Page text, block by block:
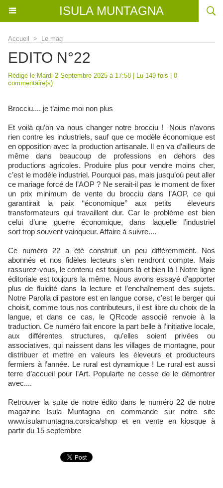
ISULA MUNTAGNA
Accueil > Le mag
EDITO N°22
Rédigé le Mardi 2 Septembre 2025 à 17:58 | Lu 149 fois | 0
commentaire(s)
Brocciu.... je t’aime moi non plus
Et voilà qu’on va nous changer notre brocciu ! Nous n’avons
rien contre les industriels, sauf que ce modèle économique est
en opposition avec la production artisanale. Il en va d’ailleurs de
même dans beaucoup de professions en dehors des
productions agricoles. Produire plus pour vendre moins cher,
c’est le modèle industriel. Pourquoi pas, mais jusqu’où peut aller
ce mariage forcé de l’AOP ? Ne serait-il pas le moment de fixer
un prix minimum de vente du brocciu dans l’AOP, ce qui
garantirait la paix ‘‘économique’’ aux petits éleveurs
transformateurs qui travaillent dur. Car le problème est bien
celui d’une guerre économique, dans laquelle l’industriel
sort trop souvent vainqueur. Affaire à suivre....
Ce numéro 22 a été construit un peu différemment. Nos
abonnés et nos fidèles lecteurs s’en rendront compte. Mais
rassurez-vous, le contenu est toujours là et bien là ! Notre ligne
éditoriale est toujours la même. Nous avons essayé d’apporter
plus de fluidité dans la lecture et l’enchaînement des sujets.
Notre Parolla di pastore est en langue corse, c’est le berger qui
choisit, comme tous nos contributeurs, il est libre du choix de la
langue, et dans ce cas, le QRcode associé renvoie à la
traduction. Ce numéro fait encore la part belle à l’initiative locale,
aux différentes structures, qu’elles soient privées ou
associatives, qui naissent dans les villages de montagne, pour
distribuer et mettre en valeurs les éleveurs et producteurs
fermiers à l’année. Le rural est dynamique ! Le rural est aussi
terre d’accueil pour l’Art. Popularte ne cesse de le démontrer
avec....
Retrouver la suite de notre édito dans le numéro 22 de notre
magazine Isula Muntagna en commande sur notre site
www.isulamuntagna.corsica/shop et en vente en kiosque à
partir du 15 septembre